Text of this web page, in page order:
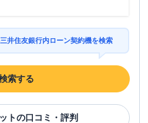
井住友銀行内ローン契約機を検索
索する
トの口コミ・評判